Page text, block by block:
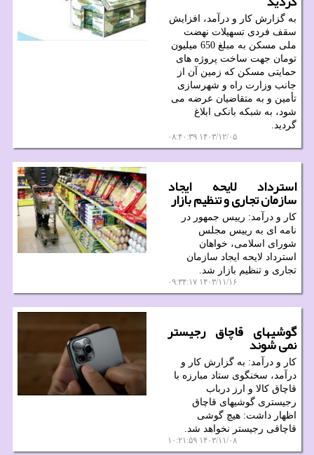
به گزارش کار و درآمد، افزایش
سقف فردی تسهیلات نهضت
ملی مسکن به مبلغ 650 میلیون
تومان جهت ساخت پروژه های
حمایتی مسکن که زمین آن از
جانب وزارت راه و شهرسازی
تأمین و به متقاضیان عرضه می
شود، به شبکه بانکی ابلاغ
گردید.
۱۴۰۳/۱۲/۰۵ ۰۸:۴۰:۳۹
استرداد لایحه ایجاد
سازمان تجاری و تنظیم بازار
کار و درآمد: رییس جمهور در
نامه ای به رییس مجلس
شورای اسلامی، خواهان
استرداد لایحه ایجاد سازمان
تجاری و تنظیم بازار شد.
۱۴۰۳/۱۱/۱۶ ۰۹:۳۴:۱۷
گوشیهای قاچاق رجیستر
نمی شوند
کار و درآمد: به گزارش کار و
درآمد، سخنگوی ستاد مبارزه با
قاچاق کالا و ارز درباب
رجیستری گوشیهای قاچاق
اظهار داشت: هیچ گوشی
قاچاقی رجیستر نخواهد شد.
۱۴۰۳/۱۱/۰۸ ۱۰:۲۱:۵۹